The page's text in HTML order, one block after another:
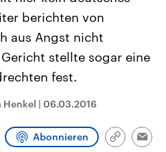
aus
Aktuelle Beiträge,
Hintergründe
Wirtschaftlich und
gehören die Vereinigten
den mächtigsten Ländern
mit großem Einfluss auf
aktuelle Weltgeschehen.
Podcasts
berichten von
aus Angst nicht
stellte sogar eine
fest.
Henkel | 06.03.2016
Abonnieren
Link